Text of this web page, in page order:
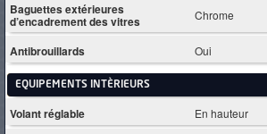
Baguettes extérieures
d’encadrement des vitres Chrome
Antibrouillards Oui
EQUIPEMENTS INTÈRIEURS
Volant réglable En hauteur